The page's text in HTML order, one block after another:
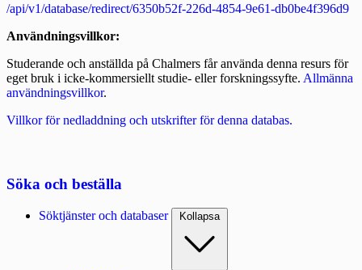
/api/v1/database/redirect/6350b52f-226d-4854-9e61-db0be4f396d9
Användningsvillkor:
Studerande och anställda på Chalmers får använda denna resurs för
eget bruk i icke-kommersiellt studie- eller forskningssyfte. Allmänna
användningsvillkor.
Villkor för nedladdning och utskrifter för denna databas.
Söka och beställa
Söktjänster och databaser Kollapsa